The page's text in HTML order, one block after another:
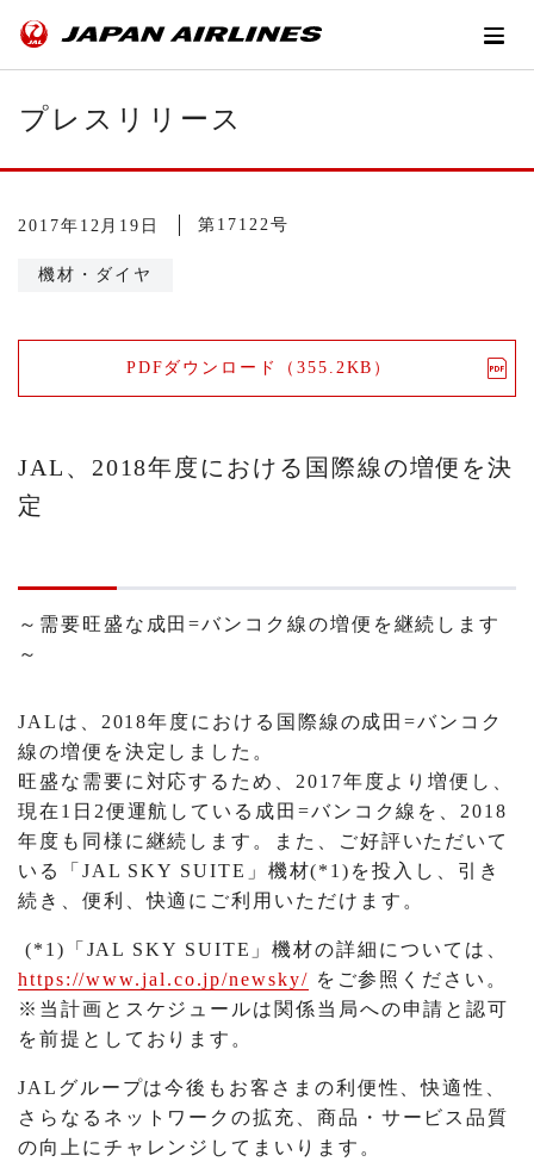
プレスリリース
2017年12月19日 第17122号
機材・ダイヤ
PDFダウンロード（355.2KB）
JAL、2018年度における国際線の増便を決
定
～需要旺盛な成田=バンコク線の増便を継続します
～
JALは、2018年度における国際線の成田=バンコク
線の増便を決定しました。
旺盛な需要に対応するため、2017年度より増便し、
現在1日2便運航している成田=バンコク線を、2018
年度も同様に継続します。また、ご好評いただいて
いる「JAL SKY SUITE」機材(*1)を投入し、引き
続き、便利、快適にご利用いただけます。
(*1)「JAL SKY SUITE」機材の詳細については、
https://www.jal.co.jp/newsky/ をご参照ください。
※当計画とスケジュールは関係当局への申請と認可
を前提としております。
JALグループは今後もお客さまの利便性、快適性、
さらなるネットワークの拡充、商品・サービス品質
の向上にチャレンジしてまいります。